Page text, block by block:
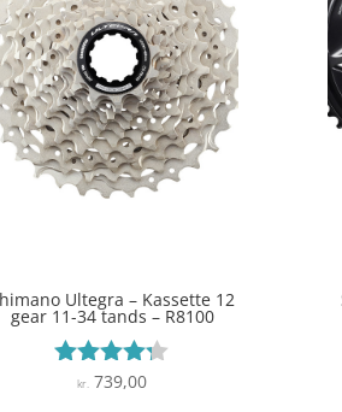
Ultegra – Kassette 12
gear 11-34 tands – R8100
Vurderet
kr. 739,00